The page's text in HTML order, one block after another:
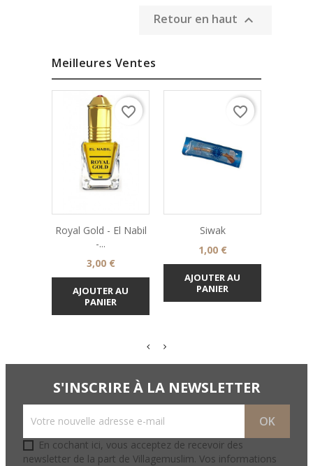
Retour en haut 
Meilleures Ventes
Royal Gold - El Nabil
-...
Prix
3,00 €
AJOUTER AU
PANIER
favorite_border
Siwak
Prix
1,00 €
AJOUTER AU
PANIER
favorite_border
S'INSCRIRE À LA NEWSLETTER
En cochant ici, vous acceptez de recevoir des
newsletter de la part de Villagemuslim. Vos informations